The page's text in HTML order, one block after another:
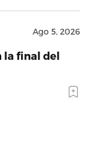
Ago 5, 2026
la final del